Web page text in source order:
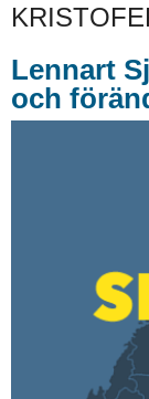
Lennart
och